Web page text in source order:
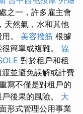
之一，許多雇主會
天然氣，水和其他
。 美容撥筋 根據
簡單或複雜。 協
對於租戶和租
並避免誤解或計費
寫不僅是對租戶的
後果的風險。 大
形式管理公用事業